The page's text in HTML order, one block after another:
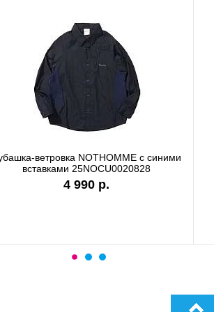
ветровка NOTHOMME с синими
вставками 25NOCU0020828
4 990 р.